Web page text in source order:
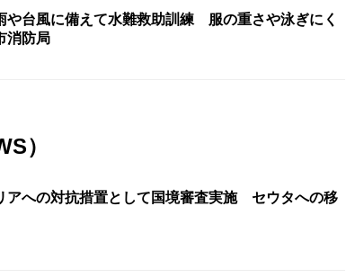
や台風に備えて水難救助訓練 服の重さや泳ぎにく
消防局
）
への対抗措置として国境審査実施 セウタへの移